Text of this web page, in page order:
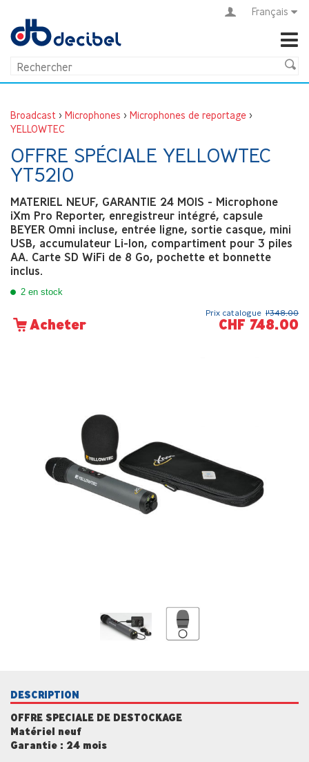
Français
Broadcast > Microphones > Microphones de reportage >
YELLOWTEC
OFFRE SPÉCIALE YELLOWTEC
YT5210
MATERIEL NEUF, GARANTIE 24 MOIS - Microphone
iXm Pro Reporter, enregistreur intégré, capsule
BEYER Omni incluse, entrée ligne, sortie casque, mini
USB, accumulateur Li-Ion, compartiment pour 3 piles
AA. Carte SD WiFi de 8 Go, pochette et bonnette
inclus.
2 en stock
Acheter
Prix catalogue 1'348.00
CHF 748.00
DESCRIPTION
OFFRE SPECIALE DE DESTOCKAGE
Matériel neuf
Garantie : 24 mois